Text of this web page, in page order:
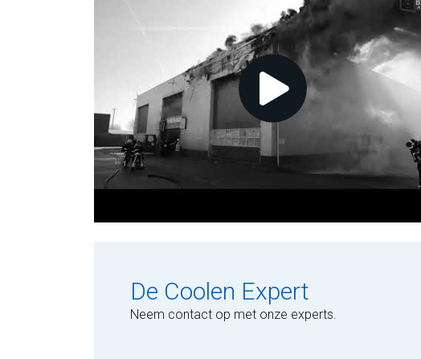
De Coolen Expert
Neem contact op met onze experts.